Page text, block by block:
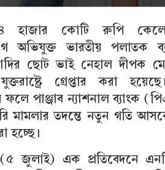
হাজার কোটি রুপি
অভিযুক্ত ভারতীয় পলাতক
ছোট ভাই নেহাল দীপক
গ্রেপ্তার করা
ফলে পাঞ্জাব ন্যাশনাল ব্যাংক
মামলার তদন্তে নতুন গতি
হচ্ছে।
জুলাই) এক প্রতিবেদনে